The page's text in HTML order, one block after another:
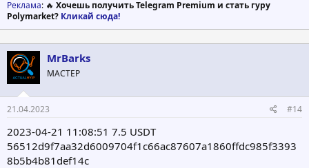
Реклама: 🔥 Хочешь получить Telegram Premium и стать гуру
Polymarket? Кликай сюда!
MrBarks
МАСТЕР
21.04.2023 #14
2023-04-21 11:08:51 7.5 USDT
56512d9f7aa32d6009704f1c66ac87607a1860ffdc985f3393
8b5b4b81def14c